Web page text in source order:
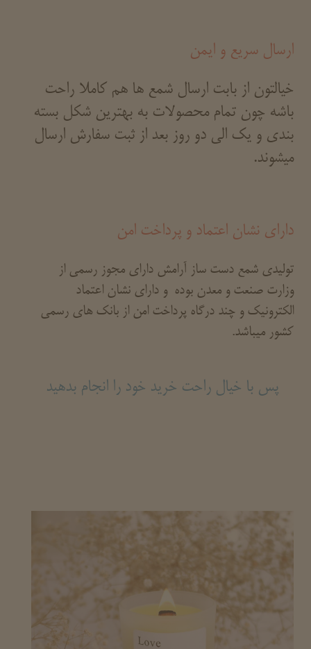
ارسال سریع و ایمن
خیالتون از بابت ارسال شمع ها هم کاملا راحت
باشه چون تمام محصولات به بهترین شکل بسته
بندی و یک الی دو روز بعد از ثبت سفارش ارسال
میشوند.
دارای نشان اعتماد و پرداخت امن
تولیدی شمع دست ساز آرامش دارای مجوز رسمی از
وزارت صنعت و معدن بوده و دارای نشان اعتماد
الکترونیک و چند درگاه پرداخت امن از بانک های رسمی
کشور میباشد.
پس با خیال راحت خرید خود را انجام بدهید